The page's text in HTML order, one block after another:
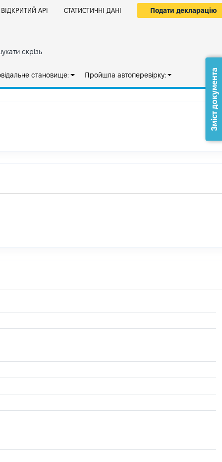
ВІДКРИТИЙ АРІ СТАТИСТИЧНІ ДАНІ Подати декларацію
скрізь
становище: Пройшла автоперевірку: Зміст документа